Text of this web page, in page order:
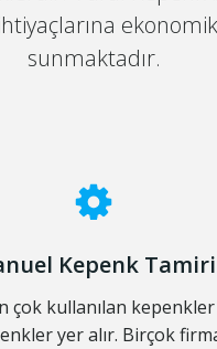
sunmaktadır.
Kepenk Tamiri
çok kullanılan kepenkler
yer alır. Birçok